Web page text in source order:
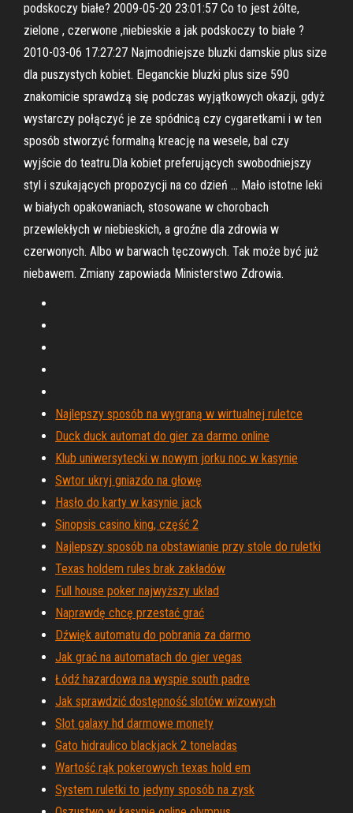
podskoczy białe? 2009-05-20 23:01:57 Co to jest żólte,
zielone , czerwone ,niebieskie a jak podskoczy to białe ?
2010-03-06 17:27:27 Najmodniejsze bluzki damskie plus size
dla puszystych kobiet. Eleganckie bluzki plus size 590
znakomicie sprawdzą się podczas wyjątkowych okazji, gdyż
wystarczy połączyć je ze spódnicą czy cygaretkami i w ten
sposób stworzyć formalną kreację na wesele, bal czy
wyjście do teatru.Dla kobiet preferujących swobodniejszy
styl i szukających propozycji na co dzień … Mało istotne leki
w białych opakowaniach, stosowane w chorobach
przewlekłych w niebieskich, a groźne dla zdrowia w
czerwonych. Albo w barwach tęczowych. Tak może być już
niebawem. Zmiany zapowiada Ministerstwo Zdrowia.
Najlepszy sposób na wygraną w wirtualnej ruletce
Duck duck automat do gier za darmo online
Klub uniwersytecki w nowym jorku noc w kasynie
Swtor ukryj gniazdo na głowę
Hasło do karty w kasynie jack
Sinopsis casino king, część 2
Najlepszy sposób na obstawianie przy stole do ruletki
Texas holdem rules brak zakładów
Full house poker najwyższy układ
Naprawdę chcę przestać grać
Dźwięk automatu do pobrania za darmo
Jak grać na automatach do gier vegas
Łódź hazardowa na wyspie south padre
Jak sprawdzić dostępność slotów wizowych
Slot galaxy hd darmowe monety
Gato hidraulico blackjack 2 toneladas
Wartość rąk pokerowych texas hold em
System ruletki to jedyny sposób na zysk